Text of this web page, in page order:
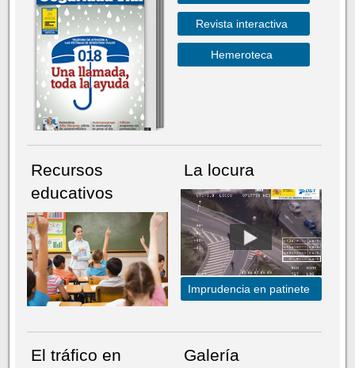
Revista interactiva
Hemeroteca
Recursos
educativos
La locura
Imprudencia en patinete
El tráfico en
Galería